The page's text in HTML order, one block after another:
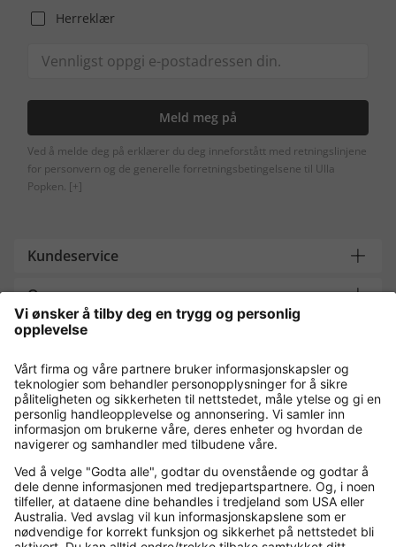
Herreklær
Meld meg på
Ved å melde deg på erklærer du deg inneforstått med retningslinjene
for personvern og de generelle forretningsbetingelsene til Ulla
Popken. [+]
Kundeservice
Om oss
Contact
Payment and Delivery
Kjøp trygt med
Flere nettbutikker
Norge